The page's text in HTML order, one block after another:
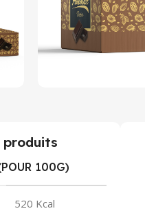
produits
100G)
520 Kcal